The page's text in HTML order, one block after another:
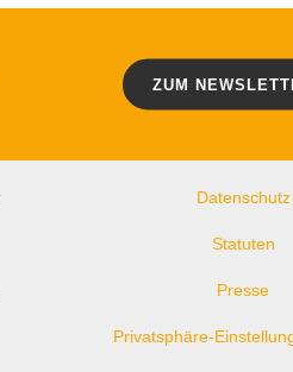
ZUM
Datenschutz
Statuten
Presse
Privatsphäre-